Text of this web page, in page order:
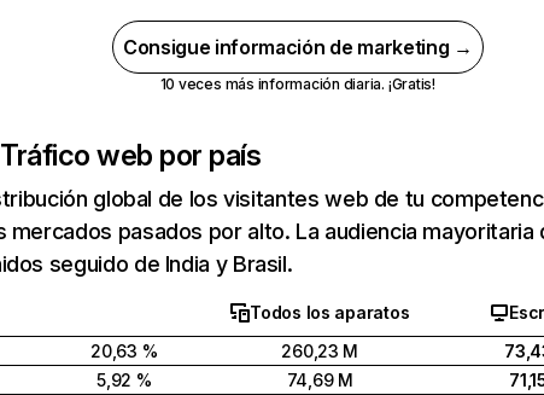
Consigue información de marketing →
10 veces más información diaria. ¡Gratis!
Tráfico web por país
global de los visitantes web de tu
mercados pasados por alto. La audiencia
seguido de India y Brasil.
Todos los aparatos
20,63 % 260,23 M
5,92 % 74,69 M